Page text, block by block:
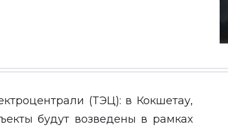
(ТЭЦ): в Кокшетау,
будут возведены в рамках